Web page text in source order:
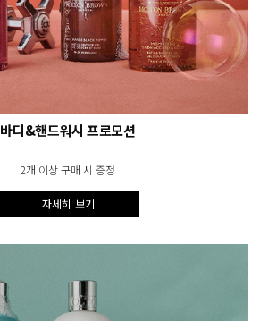
바디&핸드워시 프로모션
2개 이상 구매 시 증정
자세히 보기